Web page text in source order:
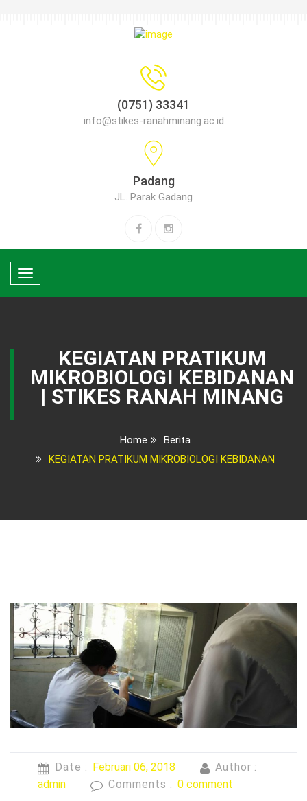
(0751) 33341
info@stikes-ranahminang.ac.id
Padang
JL. Parak Gadang
Toggle
navigation
KEGIATAN PRATIKUM
MIKROBIOLOGI KEBIDANAN
| STIKES RANAH MINANG
Home
Berita
KEGIATAN PRATIKUM MIKROBIOLOGI KEBIDANAN
Date : Februari 06, 2018
Author :
admin
Comments : 0 comment